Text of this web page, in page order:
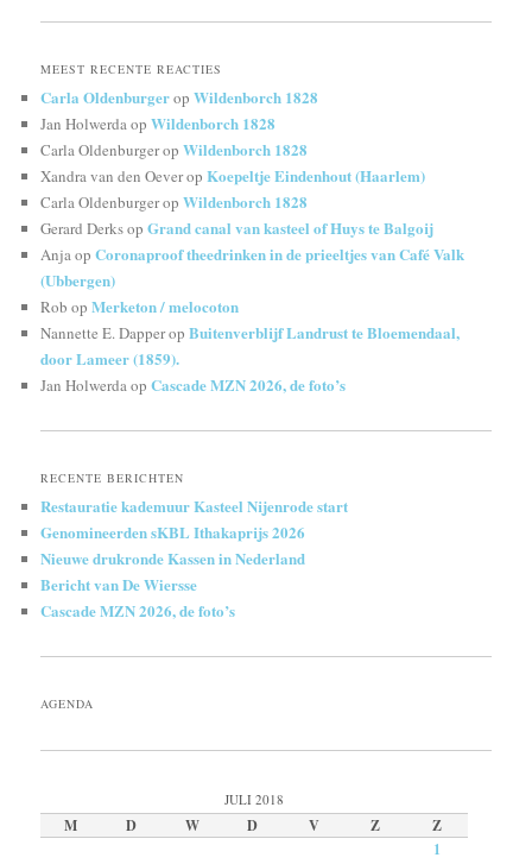
MEEST RECENTE REACTIES
Carla OldenburgeropWildenborch 1828
Jan HolwerdaopWildenborch 1828
Carla OldenburgeropWildenborch 1828
Xandra van den OeveropKoepeltje Eindenhout (Haarlem)
Carla OldenburgeropWildenborch 1828
Gerard DerksopGrand canal van kasteel of Huys te Balgoij
AnjaopCoronaproof theedrinken in de prieeltjes van Café Valk
(Ubbergen)
Rob opMerketon / melocoton
Nannette E. DapperopBuitenverblijf Landrust te Bloemendaal,
door Lameer (1859).
Jan HolwerdaopCascade MZN 2026, de foto’s
RECENTE BERICHTEN
Restauratie kademuur Kasteel Nijenrode start
Genomineerden sKBL Ithakaprijs 2026
Nieuwe drukronde Kassen in Nederland
Bericht van De Wiersse
Cascade MZN 2026, de foto’s
AGENDA
JULI 2018
M D W D V Z
Z
1